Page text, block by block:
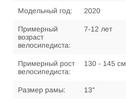
Модельный год: 2020
Примерный
возраст
велосипедиста:
7-12 лет
Примерный рост
велосипедиста:
130 - 145 см
Размер рамы: 13"